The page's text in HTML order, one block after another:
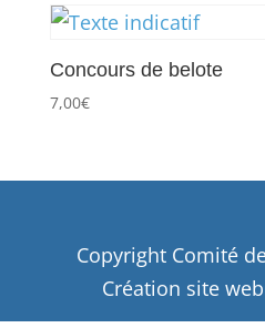
Concours de belote
7,00€
Copyright Comité
Création site web